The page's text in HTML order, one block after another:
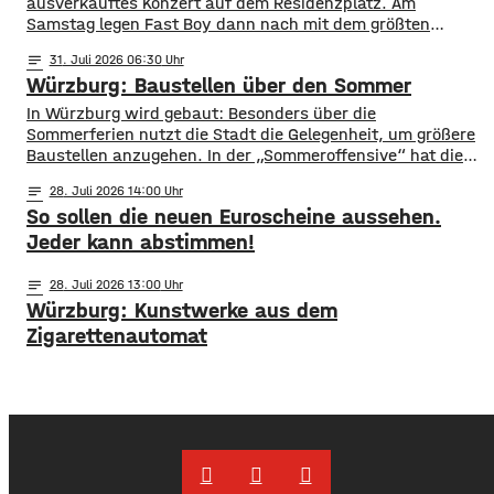
Samstag legen Fast Boy dann nach mit dem größten
Konzertwochenende wissen müsst, gibt es hier.
Straßensperrungen: vom 07.08. 6 Uhr bis 09.08. 5 Uhr
Rennweg vollständig gesperrt Balthasar-Neumann-
Promenade zwischen den Einmündungen Neubau- und
Theaterstraße
notes 31. Juli 2026 06:30
Würzburg: Baustellen über den Sommer
​​In Würzburg wird gebaut: Besonders über die
Sommerferien nutzt die Stadt die Gelegenheit, um größere
Baustellen anzugehen. In der „Sommeroffensive“ hat die
anderem die Sperrung der B27-Brücke bekanntgegeben.
Eine Übersicht über alle aktuellen Baustellen findet ihr
hier. ​Sperrung B27-Brücke ​Eine der größten
Einschränkungen wird für Autofahrer die Sperrung der B27-
Brücke über
notes 28. Juli 2026 14:00
So sollen die neuen Euroscheine aussehen.
Jeder kann abstimmen!
notes 28. Juli 2026 13:00
Würzburg: Kunstwerke aus dem
Zigarettenautomat